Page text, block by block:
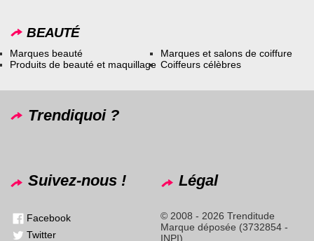
BEAUTÉ
Marques beauté
Produits de beauté et maquillage
Marques et salons de coiffure
Coiffeurs célèbres
Trendiquoi ?
Suivez-nous !
Facebook
Twitter
Légal
© 2008 - 2026 Trenditude
Marque déposée (3732854 -
INPI)